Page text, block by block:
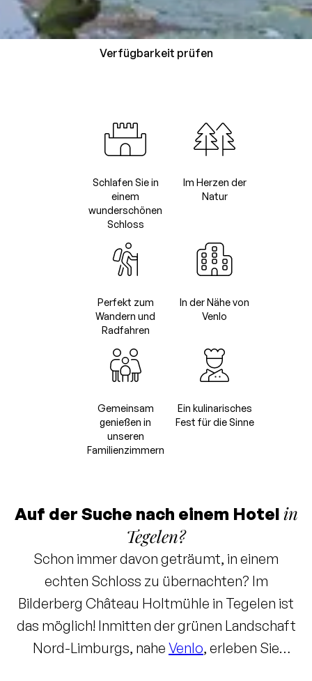
Verfügbarkeit prüfen
Schlafen Sie in
einem
wunderschönen
Schloss
Im Herzen der
Natur
Perfekt zum
Wandern und
Radfahren
In der Nähe von
Venlo
Gemeinsam
genießen in
unseren
Familienzimmern
Ein kulinarisches
Fest für die Sinne
Auf der Suche nach einem Hotel in
Tegelen?
Schon immer davon geträumt, in einem
echten Schloss zu übernachten? Im
Bilderberg Château Holtmühle in Tegelen ist
das möglich! Inmitten der grünen Landschaft
Nord-Limburgs, nahe Venlo, erleben Sie